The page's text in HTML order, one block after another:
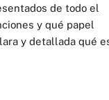
de todo el
y qué papel
y detallada qué